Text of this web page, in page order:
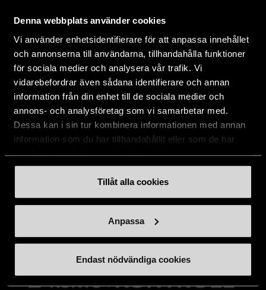
Denna webbplats använder cookies
Vi använder enhetsidentifierare för att anpassa innehållet
och annonserna till användarna, tillhandahålla funktioner
för sociala medier och analysera vår trafik. Vi
vidarebefordrar även sådana identifierare och annan
information från din enhet till de sociala medier och
annons- och analysföretag som vi samarbetar med.
Dessa kan i sin tur kombinera informationen med annan
information som du har tillhandahållit eller som de har
Tillåt alla cookies
Anpassa
Endast nödvändiga cookies
131 54 Nacka
08-684 230 00
info[at]stadsmissionen.se(info[at]stadsmissionen[dot]se)
Postadress:
Box 35
131 06 NACKA
Swishnummer:900 35 18